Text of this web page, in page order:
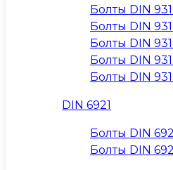
Болты DIN
Болты DIN
Болты DIN
Болты DIN
Болты DIN
DIN 6921
Болты DIN
Болты DIN